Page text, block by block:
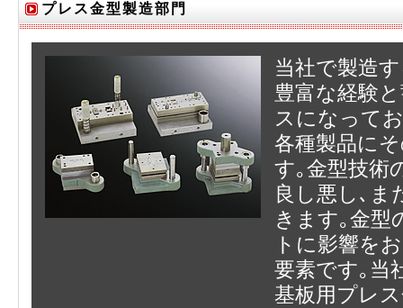
プレス金型製造部門
当社で製造
豊富な経験
スになって
各種製品に
す｡金型技術
良し悪し､ま
きます｡金型
トに影響を
要素です｡当
基板用プレ